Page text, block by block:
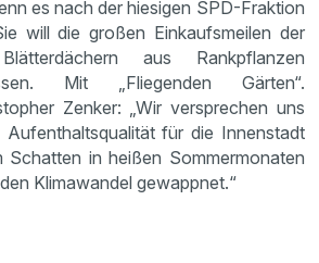
es nach der hiesigen SPD-Fraktion
will die großen Einkaufsmeilen der
aus Rankpflanzen
Mit „Fliegenden Gärten“.
Zenker: „Wir versprechen uns
für die Innenstadt
Schatten in heißen Sommermonaten
Klimawandel gewappnet.“